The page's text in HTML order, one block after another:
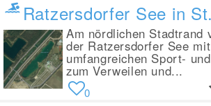
Ratzersdorfer See in
Am nördlichen Stadtrand
der Ratzersdorfer See
umfangreichen Sport-
zum Verweilen und...
0